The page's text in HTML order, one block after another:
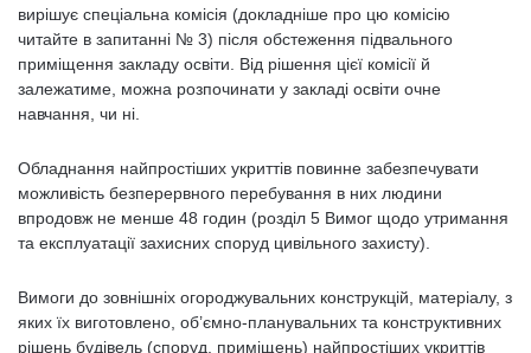
вирішує спеціальна комісія (докладніше про цю комісію
читайте в запитанні № 3) після обстеження підвального
приміщення закладу освіти. Від рішення цієї комісії й
залежатиме, можна розпочинати у закладі освіти очне
навчання, чи ні.
Обладнання найпростіших укриттів повинне забезпечувати
можливість безперервного перебування в них людини
впродовж не менше 48 годин (розділ 5 Вимог щодо утримання
та експлуатації захисних споруд цивільного захисту).
Вимоги до зовнішніх огороджувальних конструкцій, матеріалу, з
яких їх виготовлено, об’ємно-планувальних та конструктивних
рішень будівель (споруд, приміщень) найпростіших укриттів